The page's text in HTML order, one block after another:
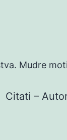
Mudre
Citati –